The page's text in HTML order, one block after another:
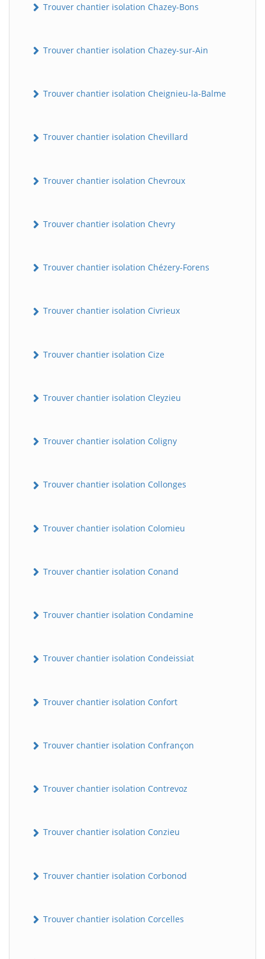
Trouver chantier isolation Chazey-Bons
Trouver chantier isolation Chazey-sur-Ain
Trouver chantier isolation Cheignieu-la-Balme
Trouver chantier isolation Chevillard
Trouver chantier isolation Chevroux
Trouver chantier isolation Chevry
Trouver chantier isolation Chézery-Forens
Trouver chantier isolation Civrieux
Trouver chantier isolation Cize
Trouver chantier isolation Cleyzieu
Trouver chantier isolation Coligny
Trouver chantier isolation Collonges
Trouver chantier isolation Colomieu
Trouver chantier isolation Conand
Trouver chantier isolation Condamine
Trouver chantier isolation Condeissiat
Trouver chantier isolation Confort
Trouver chantier isolation Confrançon
Trouver chantier isolation Contrevoz
Trouver chantier isolation Conzieu
Trouver chantier isolation Corbonod
Trouver chantier isolation Corcelles
BatiWebPro